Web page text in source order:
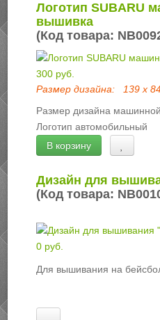
Логотип SUBARU
вышивка
(Код товара:
300 руб.
Размер дизайна:
139 х
Размер дизайна
Логотип автомобильный
В корзину
Дизайн для
(Код товара:
0 руб.
Для вышивания на